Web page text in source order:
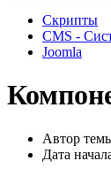
Скрипты
CMS -
Joomla
Автор
Дата